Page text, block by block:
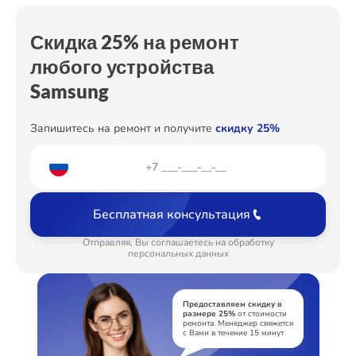
Скидка 25% на ремонт
любого устройства
Samsung
Запишитесь на ремонт и получите скидку 25%
Бесплатная консультация
Отправляя, Вы соглашаетесь на обработку
персональных данных
Предоставляем скидку в
размере 25%от стоимости
ремонта. Менеджер свяжется
с Вами в течение 15 минут